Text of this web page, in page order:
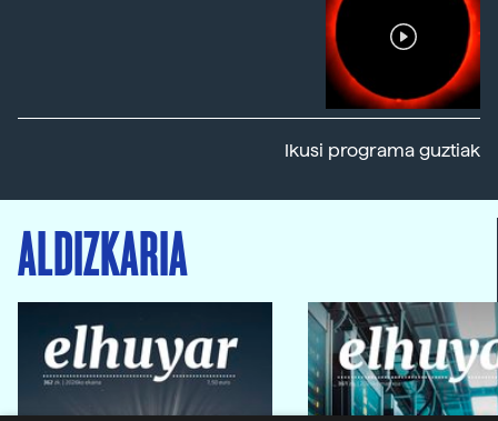
Ikusi programa guztiak
ALDIZKARIA